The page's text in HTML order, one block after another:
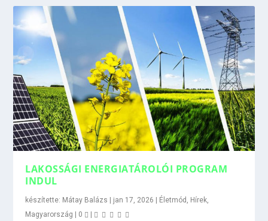
LAKOSSÁGI ENERGIATÁROLÓI PROGRAM
INDUL
készítette: Mátay Balázs | jan 17, 2026 | Életmód Hírek
Magyarország | 0 |